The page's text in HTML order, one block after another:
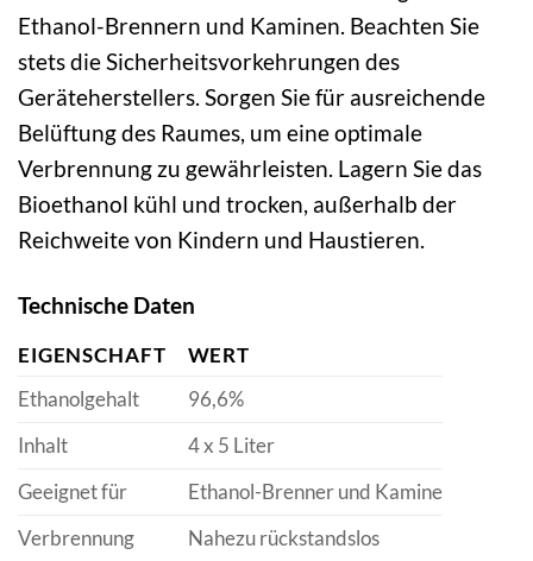
Ethanol-Brennern und Kaminen. Beachten Sie
stets die Sicherheitsvorkehrungen des
Geräteherstellers. Sorgen Sie für ausreichende
Belüftung des Raumes, um eine optimale
Verbrennung zu gewährleisten. Lagern Sie das
Bioethanol kühl und trocken, außerhalb der
Reichweite von Kindern und Haustieren.
Technische Daten
EIGENSCHAFT
WERT
Ethanolgehalt
96,6%
Inhalt
4 x 5 Liter
Geeignet für
Ethanol-Brenner und Kamine
Verbrennung
Nahezu rückstandslos